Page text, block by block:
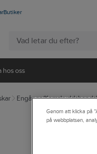
Butiker
hos oss
Engångs/
Genom att klicka på
på webbplatsen,